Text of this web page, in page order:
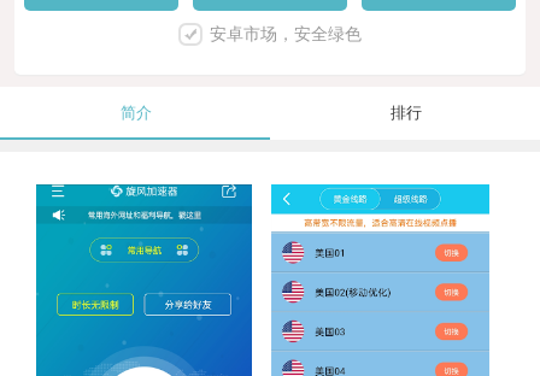
安卓市场，安全绿色
简介 排行